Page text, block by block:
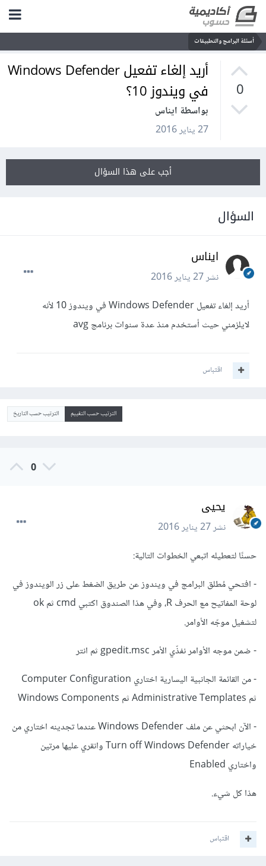
أسئلة البرامج والتطبيقات
0
أريد إلغاء تفعيل Windows Defender
في ويندوز 10؟
بواسطة ايناس
27 يناير 2016
أجب على هذا السؤال
السؤال
ايناس
نشر27 يناير 2016
أريد إلغاء تفعيل Windows Defender في ويندوز 10 لأنه
لايلزمني حيث أستخدم منذ عدة سنوات برنامج avg
اقتباس
الترتيب حسب التقييم الترتيب حسب التاريخ
0
يحيى
نشر27 يناير 2016
حسنًا لتعطيله اتبعي الخطوات التالية:
- افتحي مُطلق البرامج في ويندوز عن طريق الضغط على زر الويندوز في
لوحة المفاتيح مع الحرف R، وفي هذا الصندوق اكتبي cmd ثم ok
لتشغيل موجّه الأوامر.
- ضمن موجه الأوامر نفذّي الأمر gpedit.msc ثم انتر
- من القائمة الجانبية اليسارية اختاري Computer Configuration
ثم Administrative Templates ثم Windows Components
- الآن ابحثي عن ملف Windows Defender عندما تجدينه اختاري من
خياراته Turn off Windows Defender وانقري عليها مرتين
واختاري Enabled
هذا كل شيء.
اقتباس